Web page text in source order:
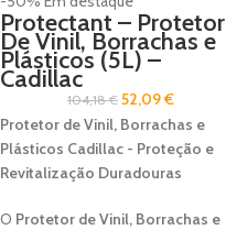
Protectant – Protetor
De Vinil, Borrachas e
Plásticos (5L) –
Cadillac
104,18€ 52,09€
Protetor de Vinil, Borrachas e
Plásticos Cadillac - Proteção e
Revitalização Duradouras
O Protetor de Vinil, Borrachas e